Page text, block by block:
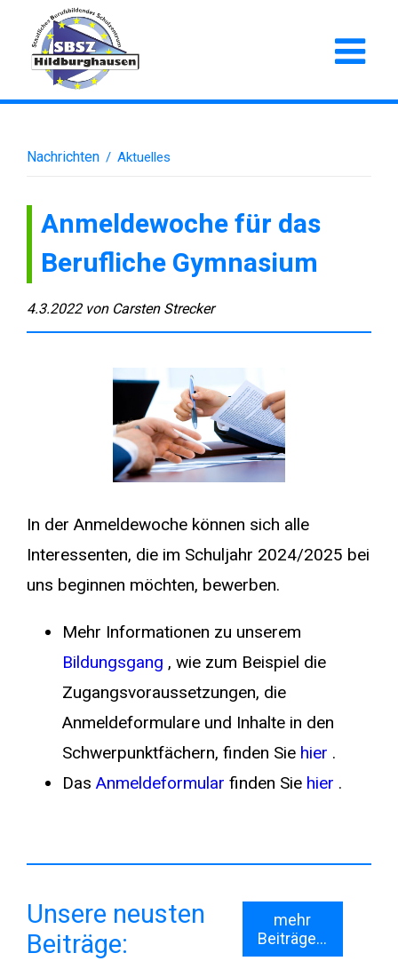
Nachrichten / Aktuelles
Anmeldewoche für das
Berufliche Gymnasium
4.3.2022 von Carsten Strecker
In der Anmeldewoche können sich alle
Interessenten, die im Schuljahr 2024/2025 bei
uns beginnen möchten, bewerben.
Mehr Informationen zu unserem
Bildungsgang , wie zum Beispiel die
Zugangsvoraussetzungen, die
Anmeldeformulare und Inhalte in den
Schwerpunktfächern, finden Sie hier .
Das Anmeldeformular finden Sie hier .
Unsere neusten
Beiträge:
mehr
Beiträge...